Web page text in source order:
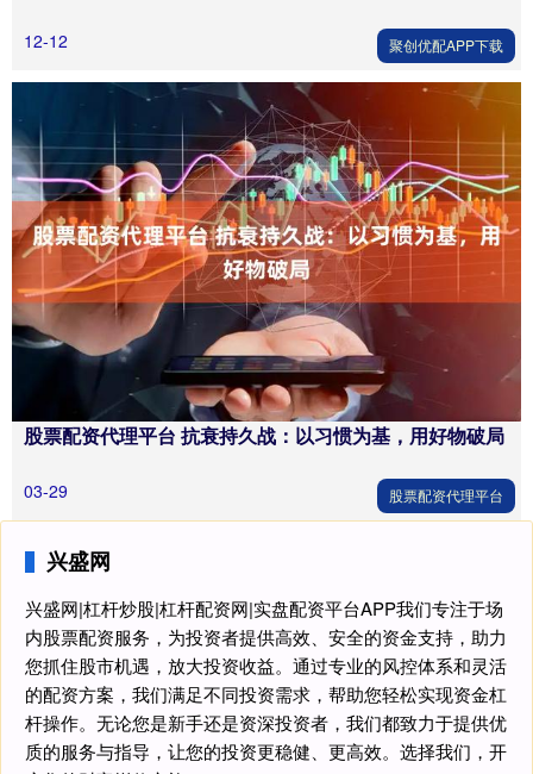
12-12 聚创优配APP下载
股票配资代理平台 抗衰持久战：以习惯为基，用好物破局
03-29 股票配资代理平台
兴盛网
兴盛网|杠杆炒股|杠杆配资网|实盘配资平台APP我们专注于场
内股票配资服务，为投资者提供高效、安全的资金支持，助力
您抓住股市机遇，放大投资收益。通过专业的风控体系和灵活
的配资方案，我们满足不同投资需求，帮助您轻松实现资金杠
杆操作。无论您是新手还是资深投资者，我们都致力于提供优
质的服务与指导，让您的投资更稳健、更高效。选择我们，开